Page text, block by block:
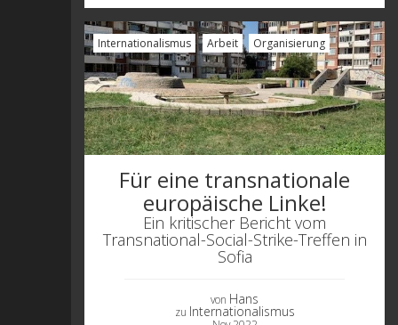
innen und
Internationalismus Arbeit Organisierung
Für eine transnationale
europäische Linke!
Ein kritischer Bericht vom
Transnational-Social-Strike-Treffen in
Sofia
von Hans
zu Internationalismus